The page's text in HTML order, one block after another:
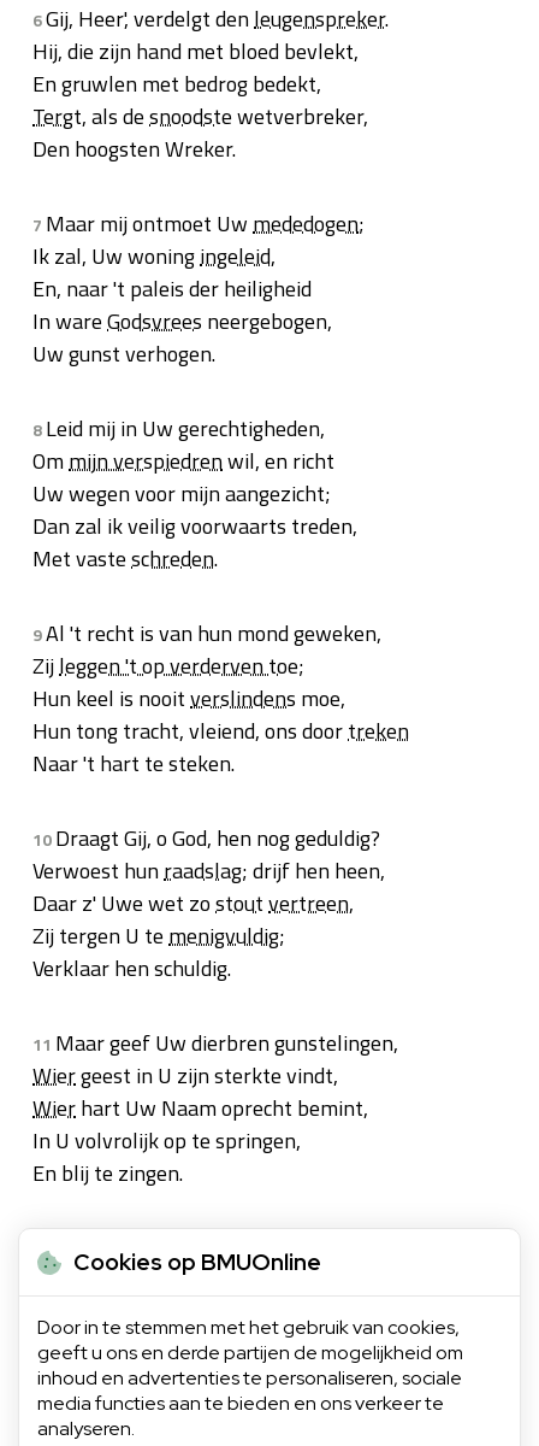
6Gij, Heer', verdelgt denleugenspreker.
Hij, die zijn hand met bloed bevlekt,
En gruwlen met bedrog bedekt,
Tergt, als desnoodstewetverbreker,
Den hoogsten Wreker.
7 Maar mij ontmoet Uwmededogen;
Ik zal, Uw woningingeleid,
En, naar 't paleis der heiligheid
In wareGodsvrees neergebogen,
Uw gunst verhogen.
8Leid mij in Uw gerechtigheden,
Ommijn verspiedrenwil, en richt
Uw wegen voor mijn aangezicht;
Dan zal ik veilig voorwaarts treden,
Met vasteschreden.
9Al 't recht is van hun mond geweken,
Zijleggen 't op verderven toe;
Hun keel is nooitverslindens moe,
Hun tong tracht, vleiend, ons doortreken
Naar 't hart te steken.
10Draagt Gij, o God, hen nog geduldig?
Verwoest hunraadslag; drijf hen heen,
Daar z' Uwe wet zostoutvertreen,
Zij tergen U temenigvuldig;
Verklaar hen schuldig.
11 Maar geef Uw dierbren gunstelingen,
Wiergeest in U zijn sterkte vindt,
Wierhart Uw Naam oprecht bemint,
In U volvrolijk op te springen,
En blij te zingen.
12
't Rechtvaardig volk zult Gij belonen,
Terwijl Gij, Heer', henoverdekt,
Hun tot een veilig schild verstrekt.
Gij zultgoedgunstighen bekronen,
Ja, bij hen wonen.
Cookies op BMUOnline
Door in te stemmen met het gebruik van cookies,
geeft u ons en derde partijen de mogelijkheid om
inhoud en advertenties te personaliseren, sociale
media functies aan te bieden en ons verkeer te
analyseren.